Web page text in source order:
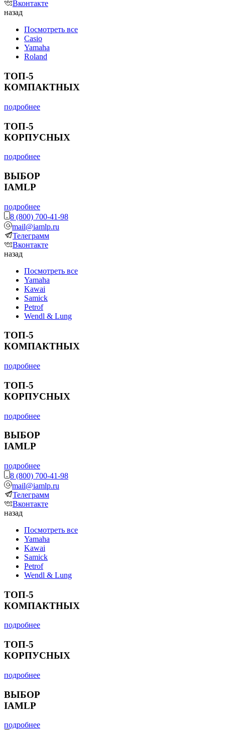
Вконтакте
назад
Посмотреть все
Casio
Yamaha
Roland
ТОП-5
КОМПАКТНЫХ
подробнее
ТОП-5
КОРПУСНЫХ
подробнее
ВЫБОР
IAMLP
подробнее
8 (800) 700-41-98
mail@iamlp.ru
Телеграмм
Вконтакте
назад
Посмотреть все
Yamaha
Kawai
Samick
Petrof
Wendl & Lung
ТОП-5
КОМПАКТНЫХ
подробнее
ТОП-5
КОРПУСНЫХ
подробнее
ВЫБОР
IAMLP
подробнее
8 (800) 700-41-98
mail@iamlp.ru
Телеграмм
Вконтакте
назад
Посмотреть все
Yamaha
Kawai
Samick
Petrof
Wendl & Lung
ТОП-5
КОМПАКТНЫХ
подробнее
ТОП-5
КОРПУСНЫХ
подробнее
ВЫБОР
IAMLP
подробнее